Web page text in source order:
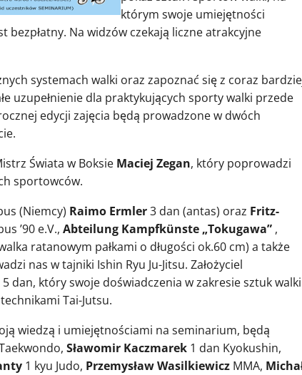
którym swoje umiejętności
Na widzów czekają liczne atrakcyjne
systemach walki oraz zapoznać się z coraz
uzupełnienie dla praktykujących sporty walki przede
edycji zajęcia będą prowadzone w dwóch
Świata w Boksie Maciej Zegan, który poprowadzi
sportowców.
(Niemcy) Raimo Ermler3 dan (antas) oraz Fritz-
’90 e.V., Abteilung Kampfkünste „Tokugawa” ,
ratanowym pałkami o długości ok.60 cm) a także
nas w tajniki Ishin Ryu Ju-Jitsu. Założyciel
5 dan, który swoje doświadczenia w zakresie sztuk walki
Tai-Jutsu.
wiedzą i umiejętnościami na seminarium, będą
Sławomir Kaczmarek 1 dan Kyokushin,
1 kyu Judo, Przemysław Wasilkiewicz MMA,